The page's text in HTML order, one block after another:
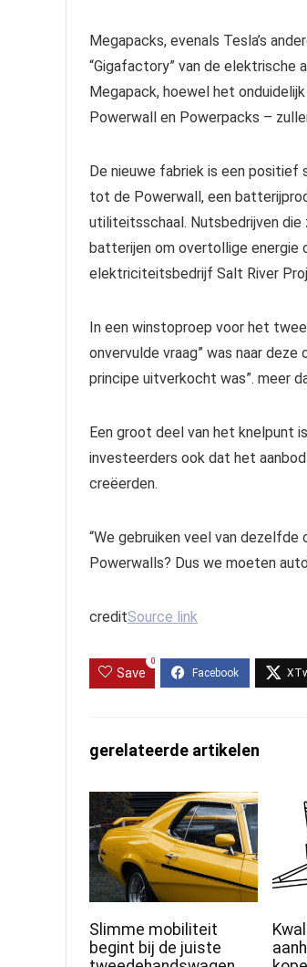
Megapacks, evenals Tesla’s
“Gigafactory” van de elektrische
Megapack, hoewel het
Powerwall en Powerpacks –
De nieuwe fabriek is een positief
tot de Powerwall, een
utiliteitsschaal. Nutsbedrijven die
batterijen om overtollige energie
elektriciteitsbedrijf Salt River
In een winstoproep voor het
onvervulde vraag” was naar
principe uitverkocht was”. meer
Een groot deel van het knelpunt
investeerders ook dat het
creëerden.
“We gebruiken veel van dezelfde
Powerwalls? Dus we moeten
creditSource link
Save
0
gerelateerde artikelen
Slimme mobiliteit
begint bij de juiste